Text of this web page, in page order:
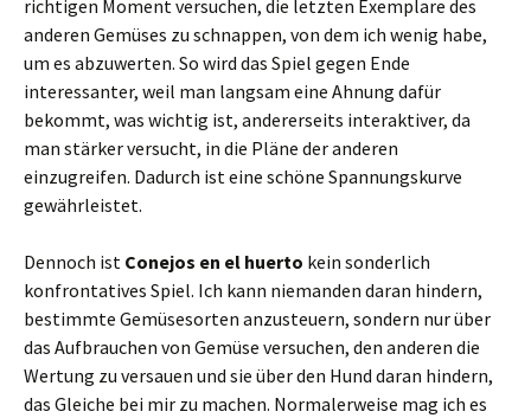
richtigen Moment versuchen, die letzten Exemplare des
anderen Gemüses zu schnappen, von dem ich wenig habe,
um es abzuwerten. So wird das Spiel gegen Ende
interessanter, weil man langsam eine Ahnung dafür
bekommt, was wichtig ist, andererseits interaktiver, da
man stärker versucht, in die Pläne der anderen
einzugreifen. Dadurch ist eine schöne Spannungskurve
gewährleistet.
Dennoch ist Conejos en el huerto kein sonderlich
konfrontatives Spiel. Ich kann niemanden daran hindern,
bestimmte Gemüsesorten anzusteuern, sondern nur über
das Aufbrauchen von Gemüse versuchen, den anderen die
Wertung zu versauen und sie über den Hund daran hindern,
das Gleiche bei mir zu machen. Normalerweise mag ich es